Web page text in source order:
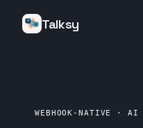
Talksy
WEBHOOK-NATIVE ·